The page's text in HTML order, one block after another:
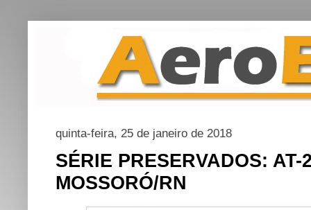
quinta-feira, 25 de janeiro de 2018
SÉRIE PRESERVADOS: AT-
MOSSORÓ/RN